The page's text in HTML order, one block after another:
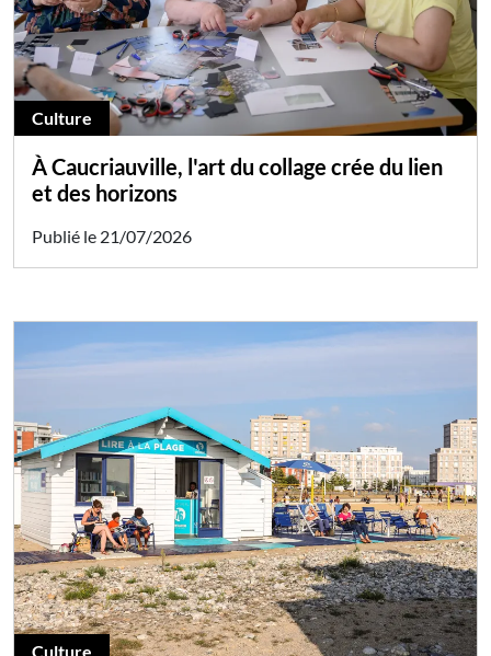
Culture
À Caucriauville, l'art du collage crée du lien
et des horizons
Publié le 21/07/2026
Culture